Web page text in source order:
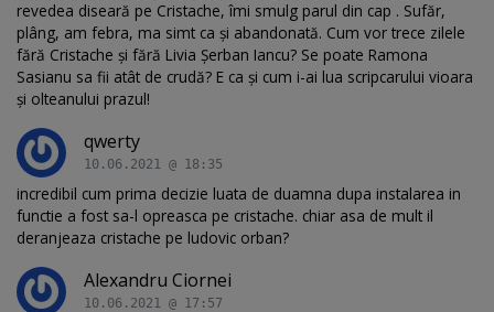
revedea diseară pe Cristache, îmi smulg parul din cap . Sufăr,
plâng, am febra, ma simt ca și abandonată. Cum vor trece zilele
fără Cristache și fără Livia Șerban Iancu? Se poate Ramona
Sasianu sa fii atât de crudă? E ca și cum i-ai lua scripcarului vioara
și olteanului prazul!
qwerty
10.06.2021 @ 18:35
incredibil cum prima decizie luata de duamna dupa instalarea in
functie a fost sa-l opreasca pe cristache. chiar asa de mult il
deranjeaza cristache pe ludovic orban?
Alexandru Ciornei
10.06.2021 @ 17:57